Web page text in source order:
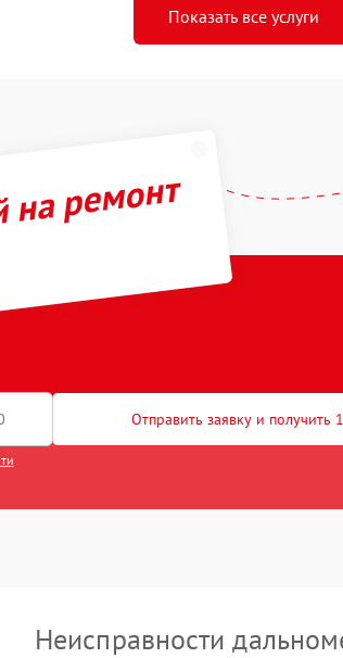
Показать все услуги
ремонт
Отправить заявку и получить
Неисправности